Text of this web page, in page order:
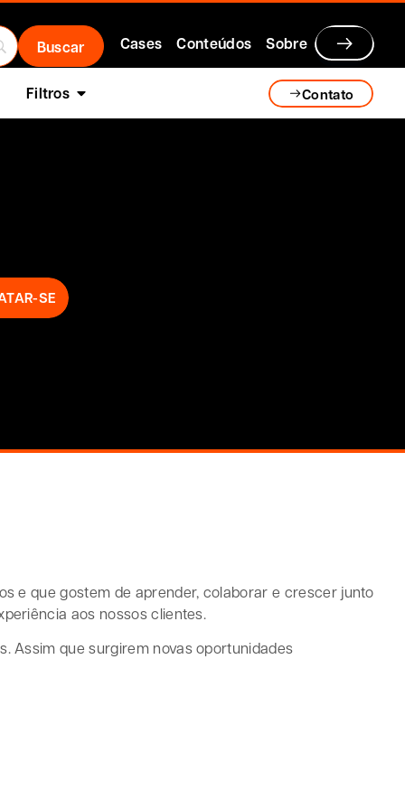
Cases Conteúdos Sobre
Filtros Contato
SE
e que gostem de aprender, colaborar e crescer junto
aos nossos clientes.
Assim que surgirem novas oportunidades